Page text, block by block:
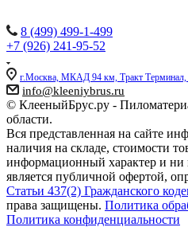
8 (499) 499-1-499
+7 (926) 241-95-52
г.Москва, МКАД 94 км, Тракт
info@kleeniybrus.ru
© КлееныйБрус.ру -
области.
Вся представленная на сайте
наличия на складе, стоимости
информационный характер и ни
является публичной офертой,
Статьи 437(2) Гражданского
права защищены. Политика
Политика конфиденциальности